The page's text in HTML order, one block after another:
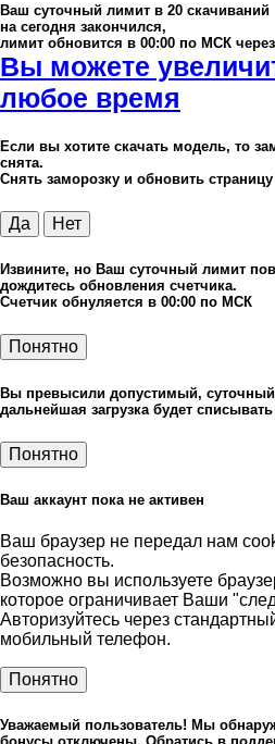
Ваш суточный лимит в 20 скачиваний
на сегодня закончился,
лимит обновится в 00:00 по МСК
Вы можете
любое время
Если вы хотите скачать модель, то
снята.
Снять заморозку и обновить
Да Нет
Извините, но Ваш суточный лимит
дождитесь обновления счетчика.
Счетчик обнуляется в 00:00 по МСК
Понятно
Вы превысили допустимый, суточный
дальнейшая загрузка будет
Понятно
Ваш аккаунт пока не активен
Ваш браузер не передал нам
безопасность.
Возможно вы используете
которое ограничивает Ваши
Авторизуйтесь через
мобильный телефон.
Понятно
Уважаемый пользователь! Мы